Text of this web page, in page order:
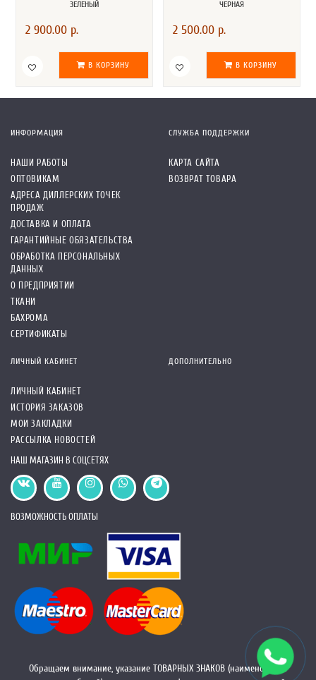
ЗЕЛЕНЫЙ
2 900.00 р.
В КОРЗИНУ
ЧЕРНАЯ
2 500.00 р.
В КОРЗИНУ
ИНФОРМАЦИЯ
НАШИ РАБОТЫ
ОПТОВИКАМ
АДРЕСА ДИЛЛЕРСКИХ ТОЧЕК
ПРОДАЖ
ДОСТАВКА И ОПЛАТА
ГАРАНТИЙНЫЕ ОБЯЗАТЕЛЬСТВА
ОБРАБОТКА ПЕРСОНАЛЬНЫХ
ДАННЫХ
О ПРЕДПРИЯТИИ
ТКАНИ
БАХРОМА
СЕРТИФИКАТЫ
СЛУЖБА ПОДДЕРЖКИ
КАРТА САЙТА
ВОЗВРАТ ТОВАРА
ЛИЧНЫЙ КАБИНЕТ
ЛИЧНЫЙ КАБИНЕТ
ИСТОРИЯ ЗАКАЗОВ
МОИ ЗАКЛАДКИ
РАССЫЛКА НОВОСТЕЙ
ДОПОЛНИТЕЛЬНО
НАШ МАГАЗИН В СОЦСЕТЯХ
ВОЗМОЖНОСТЬ ОПЛАТЫ
Обращаем внимание, указание ТОВАРНЫХ ЗНАКОВ (наименований